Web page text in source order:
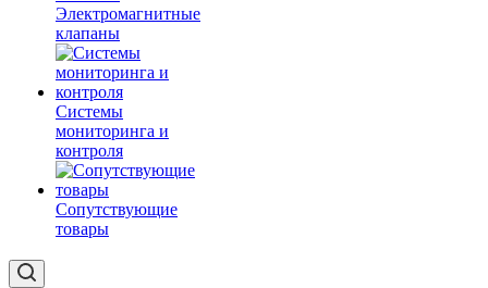
Электромагнитные
клапаны
Системы
мониторинга и
контроля
Сопутствующие
товары